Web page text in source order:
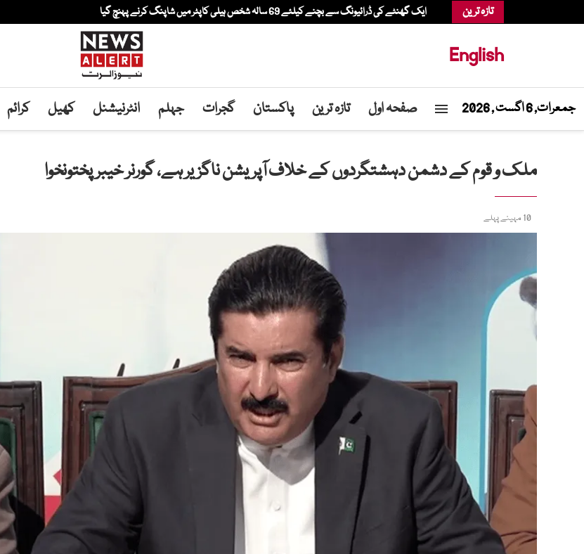
تازہ ترین ایک گھنٹے کی ڈرائیونگ سے بچنے کیلئے 69 سالہ شخص ہیلی کاپٹر میں شاپنگ کرنے پہنچ گیا
English
جمعرات, 6 اگست , 2026 صفحہ اول تازہ ترین پاکستان گجرات جہلم انٹرنیشنل کھیل کرائم
ملک و قوم کے دشمن دہشتگردوں کے خلاف آپریشن ناگزیر ہے، گورنر خیبرپختونخوا
10 مہینے پہلے